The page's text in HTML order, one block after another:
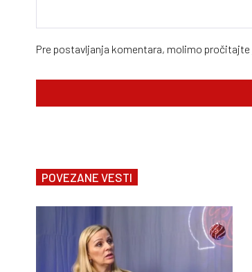
Pre postavljanja komentara, molimo pročitajte
POVEZANE VESTI